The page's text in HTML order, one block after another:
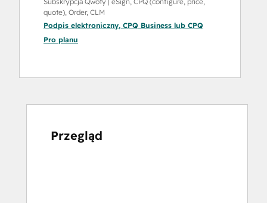
quote), Order, CLM
Podpis elektroniczny, CPQ Business lub CPQ
Pro planu
Przegląd